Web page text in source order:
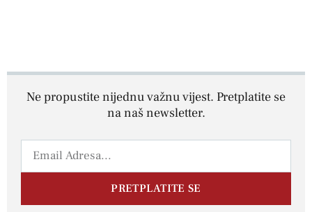
Ne propustite nijednu važnu vijest. Pretplatite se
na naš newsletter.
PRETPLATITE SE